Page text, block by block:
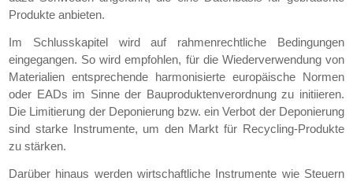
Produkte anbieten.
Im Schlusskapitel wird auf rahmenrechtliche Bedingungen
eingegangen. So wird empfohlen, für die Wiederverwendung von
Materialien entsprechende harmonisierte europäische Normen
oder EADs im Sinne der Bauproduktenverordnung zu initiieren.
Die Limitierung der Deponierung bzw. ein Verbot der Deponierung
sind starke Instrumente, um den Markt für Recycling-Produkte
zu stärken.
Darüber hinaus werden wirtschaftliche Instrumente wie Steuern